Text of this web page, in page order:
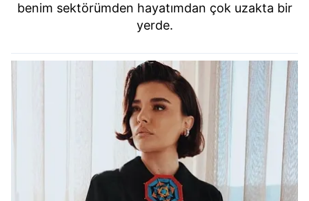
benim sektörümden hayatımdan çok uzakta bir
yerde.